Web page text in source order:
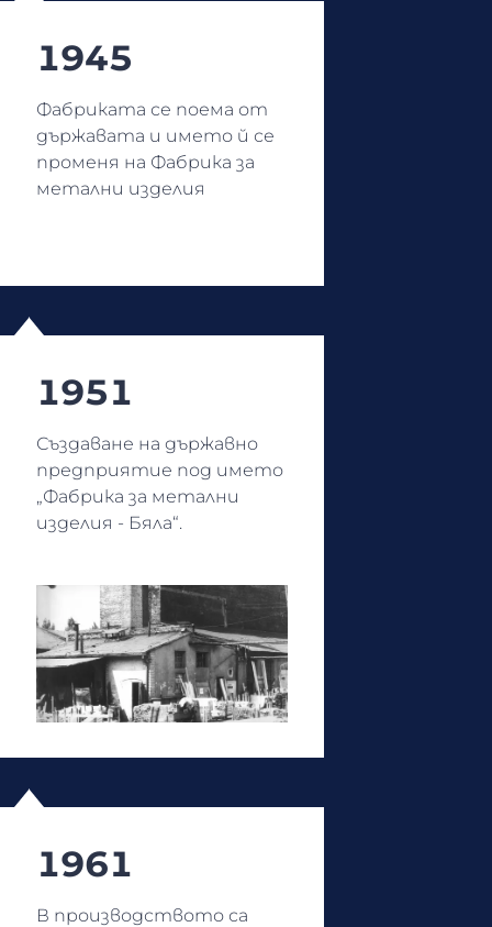
1945
Фабриката се поема от
държавата и името й се
променя на Фабрика за
метални изделия
1951
Създаване на държавно
предприятие под името
„Фабрика за метални
изделия - Бяла“.
1961
В производството са